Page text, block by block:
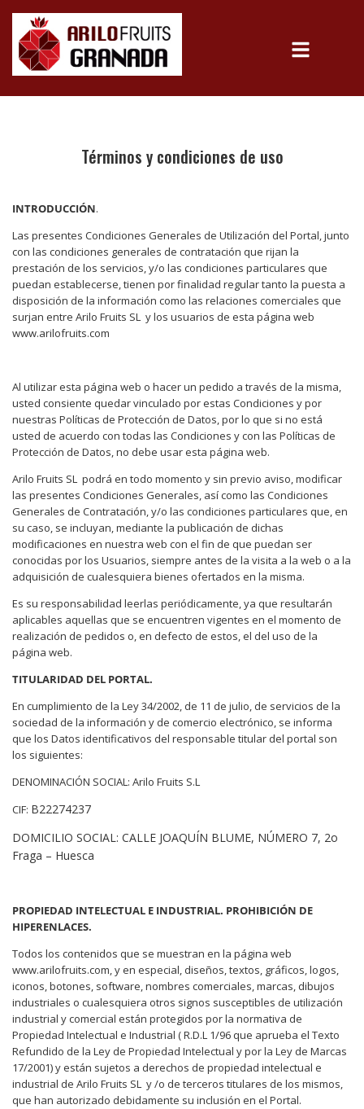
Términos y condiciones de uso
INTRODUCCIÓN.
Las presentes Condiciones Generales de Utilización del Portal, junto
con las condiciones generales de contratación que rijan la
prestación de los servicios, y/o las condiciones particulares que
puedan establecerse, tienen por finalidad regular tanto la puesta a
disposición de la información como las relaciones comerciales que
surjan entre Arilo Fruits SL y los usuarios de esta página web
www.arilofruits.com
Al utilizar esta página web o hacer un pedido a través de la misma,
usted consiente quedar vinculado por estas Condiciones y por
nuestras Políticas de Protección de Datos, por lo que si no está
usted de acuerdo con todas las Condiciones y con las Políticas de
Protección de Datos, no debe usar esta página web.
Arilo Fruits SL podrá en todo momento y sin previo aviso, modificar
las presentes Condiciones Generales, así como las Condiciones
Generales de Contratación, y/o las condiciones particulares que, en
su caso, se incluyan, mediante la publicación de dichas
modificaciones en nuestra web con el fin de que puedan ser
conocidas por los Usuarios, siempre antes de la visita a la web o a la
adquisición de cualesquiera bienes ofertados en la misma.
Es su responsabilidad leerlas periódicamente, ya que resultarán
aplicables aquellas que se encuentren vigentes en el momento de
realización de pedidos o, en defecto de estos, el del uso de la
página web.
TITULARIDAD DEL PORTAL.
En cumplimiento de la Ley 34/2002, de 11 de julio, de servicios de la
sociedad de la información y de comercio electrónico, se informa
que los Datos identificativos del responsable titular del portal son
los siguientes:
DENOMINACIÓN SOCIAL: Arilo Fruits S.L
CIF: B22274237
DOMICILIO SOCIAL: CALLE JOAQUÍN BLUME, NÚMERO 7, 2o
Fraga – Huesca
PROPIEDAD INTELECTUAL E INDUSTRIAL. PROHIBICIÓN DE
HIPERENLACES.
Todos los contenidos que se muestran en la página web
www.arilofruits.com, y en especial, diseños, textos, gráficos, logos,
iconos, botones, software, nombres comerciales, marcas, dibujos
industriales o cualesquiera otros signos susceptibles de utilización
industrial y comercial están protegidos por la normativa de
Propiedad Intelectual e Industrial ( R.D.L 1/96 que aprueba el Texto
Refundido de la Ley de Propiedad Intelectual y por la Ley de Marcas
17/2001) y están sujetos a derechos de propiedad intelectual e
industrial de Arilo Fruits SL y /o de terceros titulares de los mismos,
que han autorizado debidamente su inclusión en el Portal.